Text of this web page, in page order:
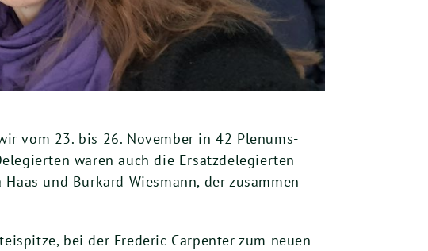
vom 23. bis 26. Novem­ber in42 Ple­nums­
waren auch die Ersatz­de­le­gier­ten
und Bur­kard Wies­mann, der zusam­men
bei der Fre­de­ric Car­pen­ter zum neu­en